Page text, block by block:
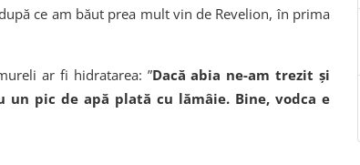
ce am băut prea mult vin de Revelion, în prima
ar fi hidratarea: ”Dacă abia ne-am trezit şi
pic de apă plată cu lămâie. Bine, vodca e